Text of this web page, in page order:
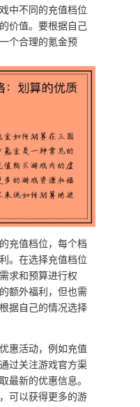
中不同的充值档位
价值。要根据自己
个合理的氪金预
充值档位，每个档
。在选择充值档位
求和预算进行权
额外福利，但也需
据自己的情况选择
惠活动，例如充值
过关注游戏官方渠
最新的优惠信息。
可以获得更多的游